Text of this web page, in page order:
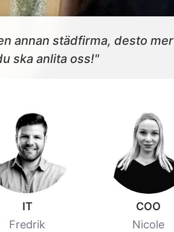
annan städfirma, desto mer
ska anlita oss!"
IT
Fredrik
COO
Nicole